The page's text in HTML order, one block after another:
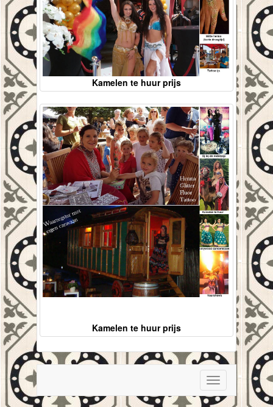
Kamelen te huur prijs
Kamelen te huur prijs
Toggle
navigation